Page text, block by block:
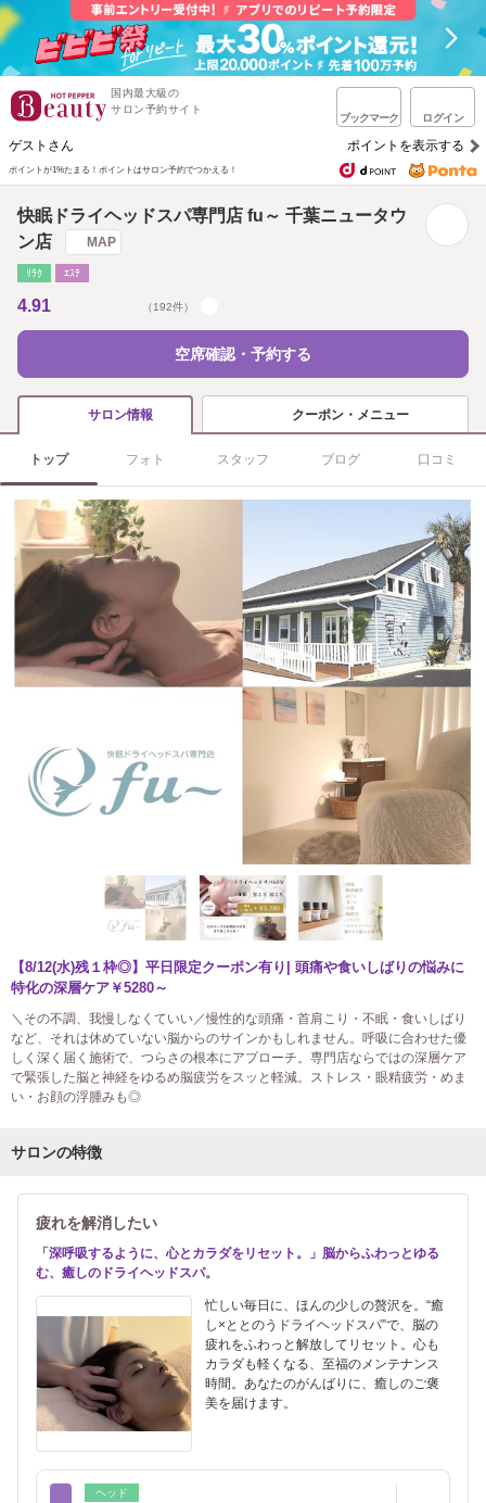
国内最大級の
サロン予約サイト
ブックマーク ログイン
ゲストさん ポイントを表示する
ポイントが1%たまる！ ポイントはサロン予約でつかえる！
快眠ドライヘッドスパ専門店 fu～ 千葉ニュータウ
ン店
MAP
ﾘﾗｸ ｴｽﾃ
4.91 （192件）
空席確認・予約する
サロン情報 クーポン・メニュー
トップ フォト スタッフ ブログ 口コミ
【8/12(水)残１枠◎】平日限定クーポン有り| 頭痛や食いしばりの悩みに
特化の深層ケア￥5280～
＼その不調、我慢しなくていい／慢性的な頭痛・首肩こり・不眠・食いしばり
など、それは休めていない脳からのサインかもしれません。呼吸に合わせた優
しく深く届く施術で、つらさの根本にアプローチ。専門店ならではの深層ケア
で緊張した脳と神経をゆるめ脳疲労をスッと軽減。ストレス・眼精疲労・めま
い・お顔の浮腫みも◎
サロンの特徴
疲れを解消したい
「深呼吸するように、心とカラダをリセット。」脳からふわっとゆる
む、癒しのドライヘッドスパ。
忙しい毎日に、ほんの少しの贅沢を。“癒
し×ととのうドライヘッドスパ”で、脳の
疲れをふわっと解放してリセット。心も
カラダも軽くなる、至福のメンテナンス
時間。あなたのがんばりに、癒しのご褒
美を届けます。
ヘッド